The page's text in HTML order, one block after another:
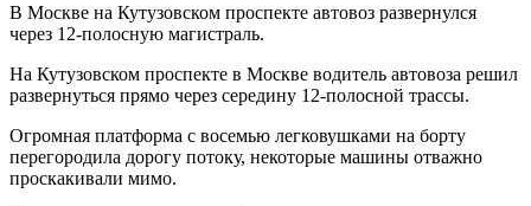
В Москве на Кутузовском проспекте автовоз развернулся
через 12-полосную магистраль.
На Кутузовском проспекте в Москве водитель автовоза решил
развернуться прямо через середину 12-полосной трассы.
Огромная платформа с восемью легковушками на борту
перегородила дорогу потоку, некоторые машины отважно
проскакивали мимо.